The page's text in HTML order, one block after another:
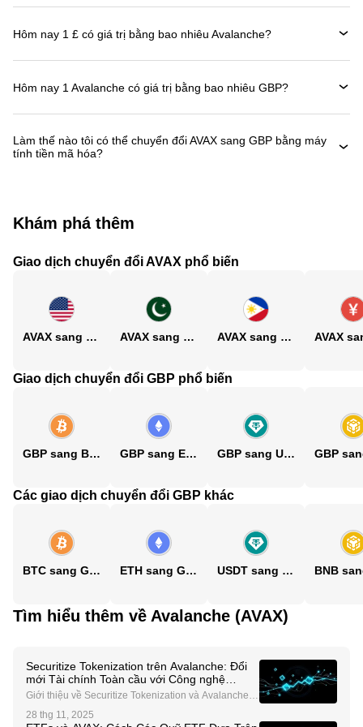
Hôm nay 1 £ có giá trị bằng bao nhiêu Avalanche?
Hôm nay 1 Avalanche có giá trị bằng bao nhiêu GBP?
Làm thế nào tôi có thể chuyển đổi AVAX sang GBP bằng máy
tính tiền mã hóa?
Khám phá thêm
Giao dịch chuyển đổi AVAX phổ biến
AVAX sang USD AVAX sang PKR AVAX sang PHP
Giao dịch chuyển đổi GBP phổ biến
GBP sang BTC GBP sang ETH GBP sang USDT
Các giao dịch chuyển đổi GBP khác
BTC sang GBP ETH sang GBP USDT sang GBP
Tìm hiểu thêm về Avalanche (AVAX)
Securitize Tokenization trên Avalanche: Đổi
mới Tài chính Toàn cầu với Công nghệ
Blockchain
Giới thiệu về Securitize Tokenization và Avalanche N
gành tài chính đang trải qua một cuộc cách mạng biế
n đổi, với công nghệ blockchain dẫn đầu xu hướng.
28 thg 11, 2025